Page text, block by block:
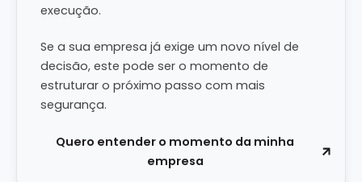
execução.
Se a sua empresa já exige um novo nível de
decisão, este pode ser o momento de
estruturar o próximo passo com mais
segurança.
Quero entender o momento da minha
empresa